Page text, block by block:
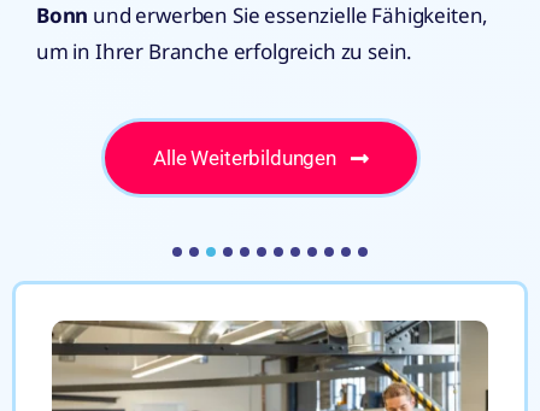
Bonn und erwerben Sie essenzielle Fähigkeiten,
um in Ihrer Branche erfolgreich zu sein.
Alle Weiterbildungen